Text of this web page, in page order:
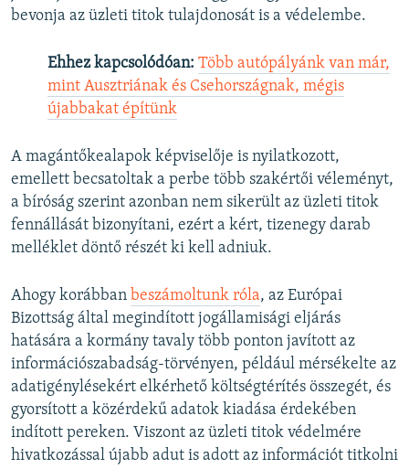
bevonja az üzleti titok tulajdonosát is a védelembe.
Ehhez kapcsolódóan: Több autópályánk van már,
mint Ausztriának és Csehországnak, mégis
újabbakat építünk
A magántőkealapok képviselője is nyilatkozott,
emellett becsatoltak a perbe több szakértői véleményt,
a bíróság szerint azonban nem sikerült az üzleti titok
fennállását bizonyítani, ezért a kért, tizenegy darab
melléklet döntő részét ki kell adniuk.
Ahogy korábban beszámoltunk róla, az Európai
Bizottság által megindított jogállamisági eljárás
hatására a kormány tavaly több ponton javított az
információszabadság-törvényen, például mérsékelte az
adatigénylésekért elkérhető költségtérítés összegét, és
gyorsított a közérdekű adatok kiadása érdekében
indított pereken. Viszont az üzleti titok védelmére
hivatkozással újabb adut is adott az információt titkolni